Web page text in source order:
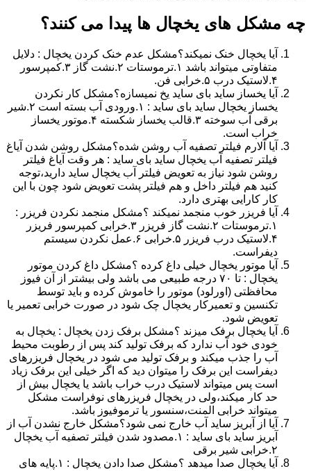
چه مشکل های یخچال ها پیدا می کنند؟
آیا یخچال خنک نمیکند؟مشکل عدم خنک کردن یخچال : دلایل
متفاوتی میتواند باشد ۱.ترموستات ۲.نشت گاز ۳.کمپرسور
۴.لاستیک درب ۵.خرابی فن.
آیا یخساز ساید بای ساید یخ نمیسازه؟مشکل کار نکردن
یخساز یخچال ساید بای ساید : ۱.ورودی آب بسته است ۲.شیر
برقی آب سوخته ۳.قالب یخساز شکسته ۴.موتور یخساز
خراب است.
آیا آلارم فیلتر تصفیه آب روشن شده؟مشکل روشن شدن آیاغ
فیلتر تصفیه آب یخچال ساید بای ساید : هر وقت آیاغ فیلتر
روشن شود نیاز به تعویض فیلتر آب یخچال ساید دارید،توجه
کنید هم فیلتر داخل و هم فیلتر پشت تعویض شود چون با این
کار کارایی بهتری دارد.
آیا فریزر خوب منجمد نمیکند ؟مشکل منجمد نکردن فریزر :
۱.ترموستات ۲.نشت گاز فریزر ۳.خرابی کمپرسور فریزر
۴.لاستیک درب فریزر ۵.خرابی ۶.عمل نکردن سیستم
دیفراست.
آیا موتور یخچال خیلی داغ کرده ؟مشکل داغ کردن موتور
یخچال : تا ۷۰ درجه طبیعی می باشد ولی بیشتر از آن فیوز
محافظتی (اورلود) موتور را خاموش کرده و باید توسط
تکنسین و تعمیرکار یخچال چک شود در صورت خرابی تعمیر یا
تعویض شود.
آیا یخچال برفک میزند ؟مشکل برفک زدن یخچال : یخچال به
خودی خود آب ندارد که برفک تولید کند پس از رطوبت محیط
آب را جذب میکند و برفک تولید می شود در یخچال فریزرهای
دیفراست این برفک را میتوان دید که اگر خیلی این برفک زیاد
است پس میتواند لاستیک درب خراب باشد یا یخچال بیش از
حد کار میکند،ولی در یخچال فریزرهای نوفراست مشکل
میتواند خرابی المنت،سنسور یا ترموفیوز باشد.
آیا از آبریز ساید آب خارج نمی شود؟مشکل خارج نشدن آب از
آبریز ساید بای ساید : ۱.مصدود شدن فیلتر تصفیه آب یخچال
۲.خرابی شیر برقی
آیا یخچال صدا میدهد ؟مشکل صدا دادن یخچال : ۱.پایه های